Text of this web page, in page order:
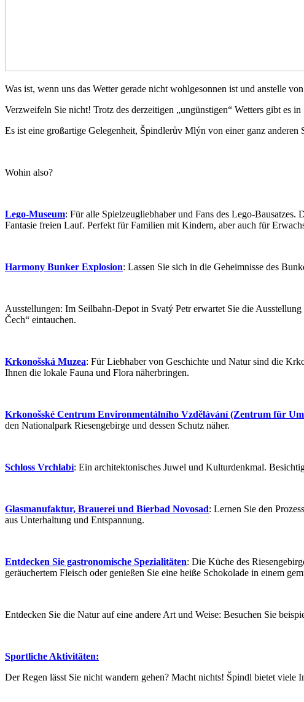
Was ist, wenn uns das Wetter gerade nicht wohlgesonnen ist und anstelle
Verzweifeln Sie nicht! Trotz des derzeitigen „ungünstigen“ Wetters gibt es
Es ist eine großartige Gelegenheit, Špindlerův Mlýn von einer ganz
Wohin also?
Lego-Museum: Für alle Spielzeugliebhaber und Fans des Lego-
Fantasie freien Lauf. Perfekt für Familien mit Kindern, aber auch für
Harmony Bunker Explosion: Lassen Sie sich in die Geheimnisse des
Ausstellungen: Im Seilbahn-Depot in Svatý Petr erwartet Sie die Ausstellung
Čech“ eintauchen.
Krkonošská Muzea: Für Liebhaber von Geschichte und Natur sind die
Ihnen die lokale Fauna und Flora näherbringen.
Krkonošské Centrum Environmentálního Vzdělávání (Zentrum für
den Nationalpark Riesengebirge und dessen Schutz näher.
Schloss Vrchlabí: Ein architektonisches Juwel und Kulturdenkmal.
Glasmanufaktur, Brauerei und Bierbad Novosad: Lernen Sie den
aus Unterhaltung und Entspannung.
Entdecken Sie gastronomische Spezialitäten: Die Küche des
geräuchertem Fleisch oder genießen Sie eine heiße Schokolade in einem
Entdecken Sie die Natur auf eine andere Art und Weise: Besuchen Sie
Sportliche Aktivitäten:
Der Regen lässt Sie nicht wandern gehen? Macht nichts! Špindl bietet viele